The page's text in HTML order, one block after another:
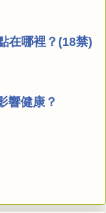
在哪裡？(18禁)
響健康？